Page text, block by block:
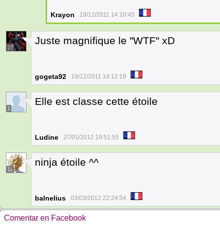
Krayon 18/12/2011 14:10:45
27
Juste magnifique le "WTF" xD
gogeta92 19/12/2011 14:12:19
1
Elle est classe cette étoile
Ludine 27/01/2012 19:51:55
11
ninja étoile ^^
balnelius 03/03/2012 22:24:54
Comentar en Facebook